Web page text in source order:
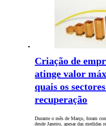
Criação de
atinge valor
quais os
recuperação
Durante o mês de Março, foram
desde Janeiro, apesar das medidas